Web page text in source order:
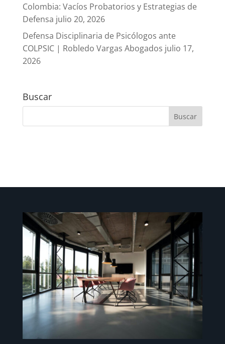
Colombia: Vacíos Probatorios y Estrategias de
Defensa julio 20, 2026
Defensa Disciplinaria de Psicólogos ante
COLPSIC | Robledo Vargas Abogados julio 17,
2026
Buscar